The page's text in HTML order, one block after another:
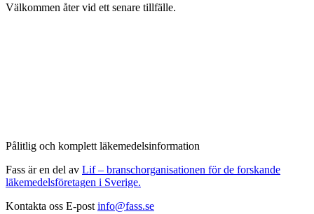
Välkommen åter vid ett senare tillfälle.
Pålitlig och komplett läkemedelsinformation
Fass är en del av Lif – branschorganisationen för de forskande
läkemedelsföretagen i Sverige.
Kontakta oss E-post info@fass.se